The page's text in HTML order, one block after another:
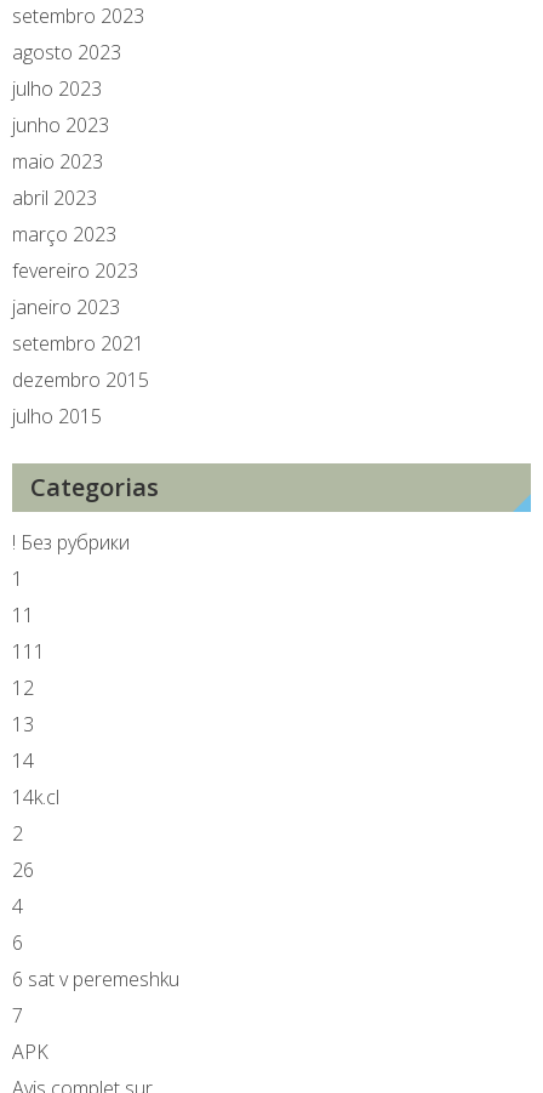
setembro 2023
agosto 2023
julho 2023
junho 2023
maio 2023
abril 2023
março 2023
fevereiro 2023
janeiro 2023
setembro 2021
dezembro 2015
julho 2015
Categorias
! Без рубрики
1
11
111
12
13
14
14k.cl
2
26
4
6
6 sat v peremeshku
7
APK